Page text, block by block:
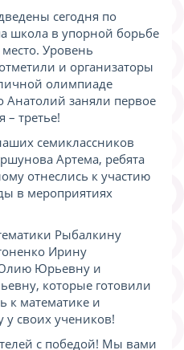
сегодня по
школа в упорной борьбе
Уровень
и организаторы
олимпиаде
заняли первое
– третье!
семиклассников
Артема, ребята
отнеслись к участию
в мероприятиях
Рыбалкину
Ирину
Юрьевну и
которые готовили
к математике и
у своих учеников!
с победой! Мы вами